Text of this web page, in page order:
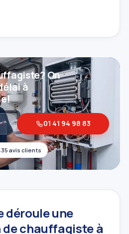
avis clients
On
à
01 41 94 98 83
déroule une
chauffagiste à